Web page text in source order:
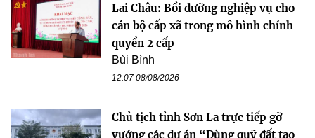
Lai Châu: Bồi dưỡng nghiệp vụ cho
cán bộ cấp xã trong mô hình chính
quyền 2 cấp
Bùi Bình
12:07 08/08/2026
Chủ tịch tỉnh Sơn La trực tiếp gỡ
vướng các dự án “Dùng quỹ đất tạo